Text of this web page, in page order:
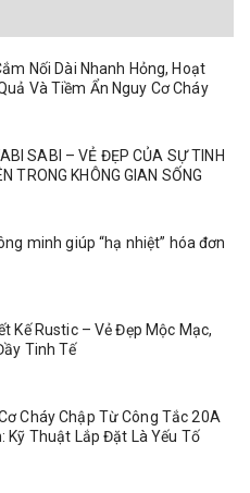
Nối Dài Nhanh Hỏng, Hoạt
Và Tiềm Ẩn Nguy Cơ Cháy
SABI – VẺ ĐẸP CỦA SỰ TINH
TRONG KHÔNG GIAN SỐNG
minh giúp “hạ nhiệt” hóa đơn
Kế Rustic – Vẻ Đẹp Mộc Mạc,
Tinh Tế
Cháy Chập Từ Công Tắc 20A
Kỹ Thuật Lắp Đặt Là Yếu Tố